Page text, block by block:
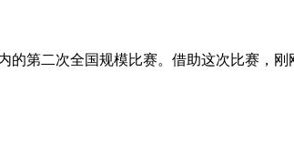
的第二次全国规模比赛。借助这次比赛，